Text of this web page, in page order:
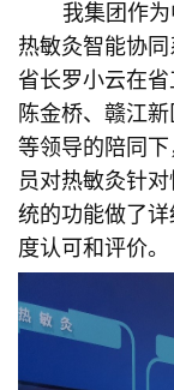
我集团作
热敏灸智能协
省长罗小云在
陈金桥、赣江
等领导的陪同
员对热敏灸针
统的功能做了
度认可和评价。